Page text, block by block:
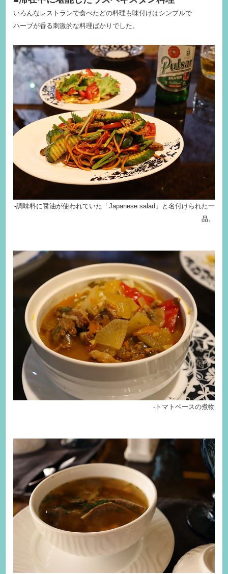
いろんなレストランで食べたどの料理も味付けはシンプルで
ハーブが香る刺激的な料理ばかりでした。
-調味料に醤油が使われていた「Japanese salad」と名付けられた一
品。
-トマトベースの煮物